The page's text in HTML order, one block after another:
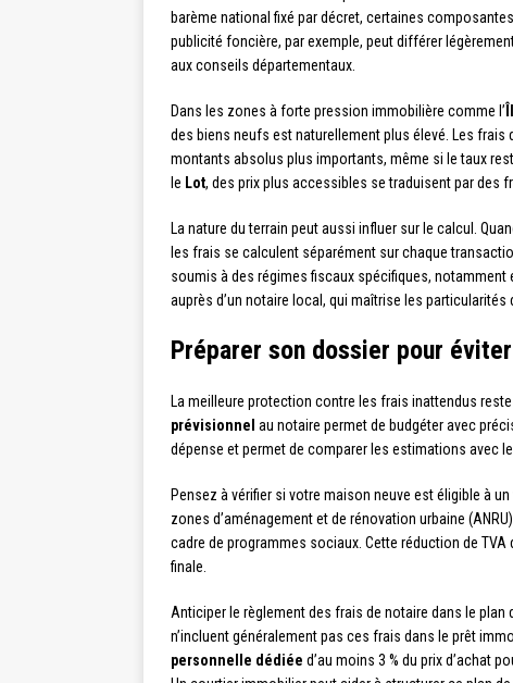
barème national fixé par décret, certaines
publicité foncière, par exemple, peut différer
aux conseils départementaux.
Dans les zones à forte pression immobilière comme l’
des biens neufs est naturellement plus élevé. Les
montants absolus plus importants, même si le taux
le Lot, des prix plus accessibles se traduisent par des
La nature du terrain peut aussi influer sur le calcul.
les frais se calculent séparément sur chaque
soumis à des régimes fiscaux spécifiques, notamment
auprès d’un notaire local, qui maîtrise les
Préparer son dossier pour
La meilleure protection contre les frais inattendus
prévisionnel au notaire permet de budgéter avec
dépense et permet de comparer les estimations avec
Pensez à vérifier si votre maison neuve est éligible à un
zones d’aménagement et de rénovation urbaine
cadre de programmes sociaux. Cette réduction de
finale.
Anticiper le règlement des frais de notaire dans le plan
n’incluent généralement pas ces frais dans le prêt
personnelle dédiée d’au moins 3 % du prix d’achat